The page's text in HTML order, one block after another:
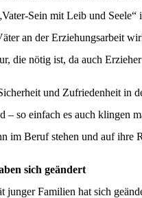
Sein mit Leib und
an der Erziehungsarbeit
die nötig ist, da auch
und Zufriedenheit in
– so einfach es auch klingen
im Beruf stehen und auf ihre
sich geändert
junger Familien hat sich